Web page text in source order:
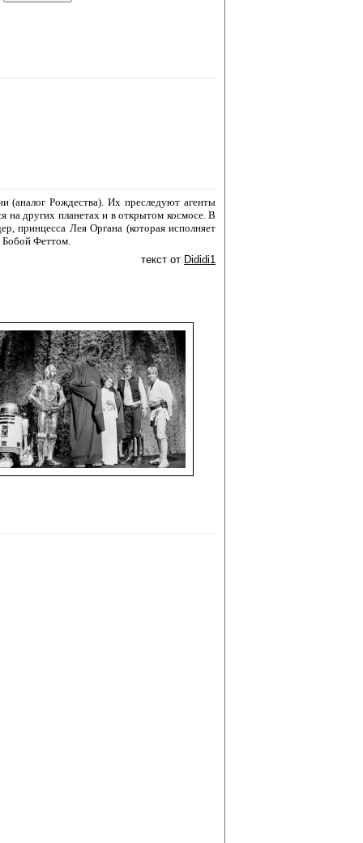
(аналог Рождества). Их преследуют агенты
на других планетах и в открытом космосе. В
принцесса Лея Органа (которая исполняет
Бобой Феттом.
текст от Dididi1